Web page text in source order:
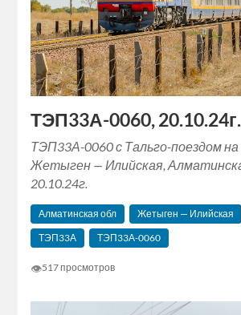
ТЭП33А-0060, 20.10.24г.
ТЭП33А-0060 с Тальго-поездом на
Жетыген — Илийская,
20.10.24г.
Алматинская обл Жетыген — Илийская
ТЭП33А
ТЭП33А-0060
👁517 просмотров